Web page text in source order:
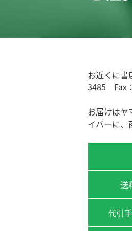
お近くに書
3485 Fax
お届けはヤ
イバーに、
送
代引